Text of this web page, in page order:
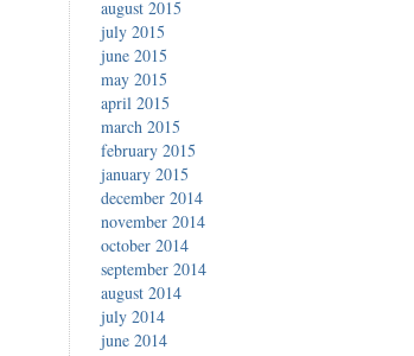
august 2015
july 2015
june 2015
may 2015
april 2015
march 2015
february 2015
january 2015
december 2014
november 2014
october 2014
september 2014
august 2014
july 2014
june 2014